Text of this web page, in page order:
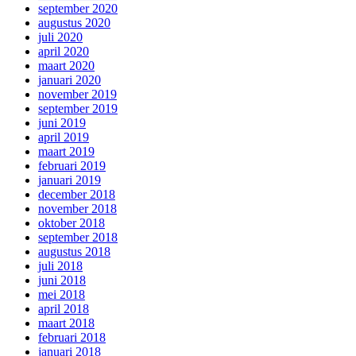
september 2020
augustus 2020
juli 2020
april 2020
maart 2020
januari 2020
november 2019
september 2019
juni 2019
april 2019
maart 2019
februari 2019
januari 2019
december 2018
november 2018
oktober 2018
september 2018
augustus 2018
juli 2018
juni 2018
mei 2018
april 2018
maart 2018
februari 2018
januari 2018